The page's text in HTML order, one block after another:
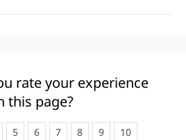
rate your experience
this page?
5 6 7 8 9 10